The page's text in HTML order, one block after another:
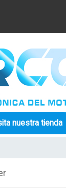
nuestra tienda